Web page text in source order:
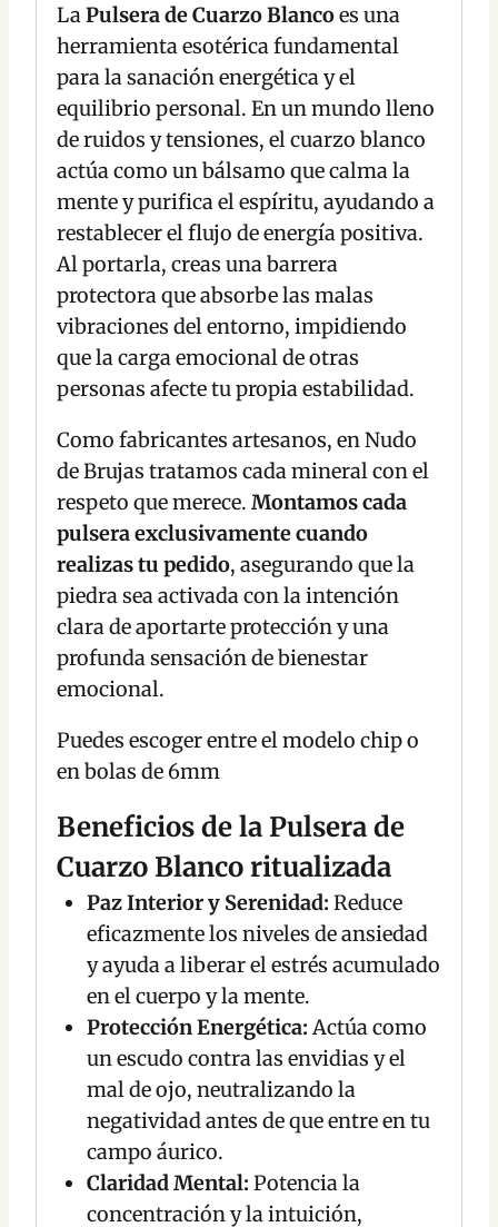
La Pulsera de Cuarzo Blancoes una
herramienta esotérica fundamental
para la sanación energética y el
equilibrio personal. En un mundo lleno
de ruidos y tensiones, el cuarzo blanco
actúa como un bálsamo que calma la
mente y purifica el espíritu, ayudando a
restablecer el flujo de energía positiva.
Al portarla, creas una barrera
protectora que absorbe las malas
vibraciones del entorno, impidiendo
que la carga emocional de otras
personas afecte tu propia estabilidad.
Como fabricantes artesanos, en Nudo
de Brujas tratamos cada mineral con el
respeto que merece. Montamos cada
pulsera exclusivamente cuando
realizas tu pedido, asegurando que la
piedra sea activada con la intención
clara de aportarte protección y una
profunda sensación de bienestar
emocional.
Puedes escoger entre el modelo chip o
en bolas de 6mm
Beneficios de la Pulsera de
Cuarzo Blanco ritualizada
Paz Interior y Serenidad: Reduce
eficazmente los niveles de ansiedad
y ayuda a liberar el estrés acumulado
en el cuerpo y la mente.
Protección Energética: Actúa como
un escudo contra las envidias y el
mal de ojo, neutralizando la
negatividad antes de que entre en tu
campo áurico.
Claridad Mental: Potencia la
concentración y la intuición,